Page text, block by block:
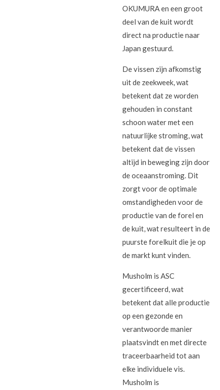
OKUMURA en een groot
deel van de kuit wordt
direct na productie naar
Japan gestuurd.
De vissen zijn afkomstig
uit de zeekweek, wat
betekent dat ze worden
gehouden in constant
schoon water met een
natuurlijke stroming, wat
betekent dat de vissen
altijd in beweging zijn door
de oceaanstroming. Dit
zorgt voor de optimale
omstandigheden voor de
productie van de forel en
de kuit, wat resulteert in de
puurste forelkuit die je op
de markt kunt vinden.
Musholm is ASC
gecertificeerd, wat
betekent dat alle productie
op een gezonde en
verantwoorde manier
plaatsvindt en met directe
traceerbaarheid tot aan
elke individuele vis.
Musholm is